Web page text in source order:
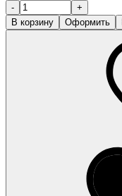
-
+
В корзину
Оформить